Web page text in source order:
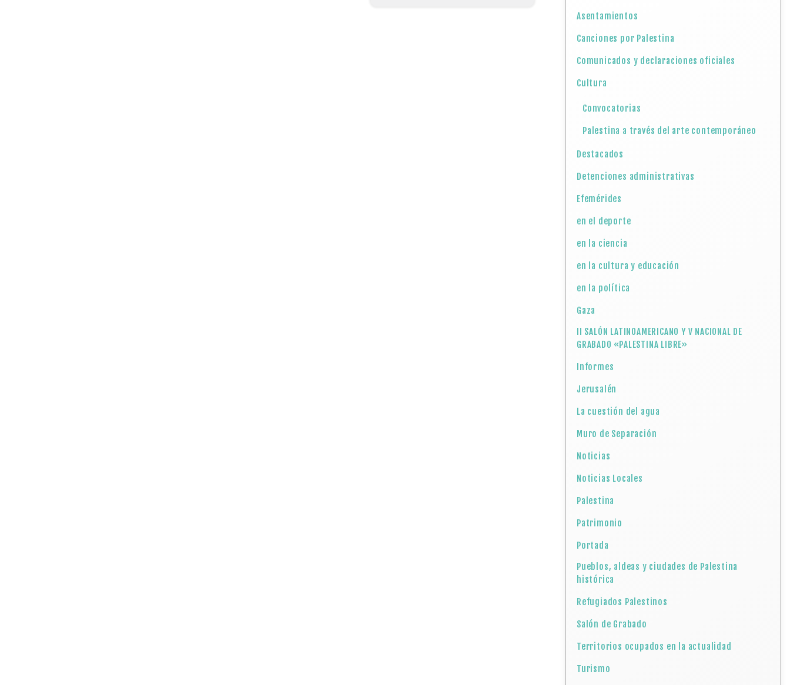
Asentamientos
Canciones por Palestina
Comunicados y declaraciones oficiales
Cultura
Convocatorias
Palestina a través del arte contemporáneo
Destacados
Detenciones administrativas
Efemérides
en el deporte
en la ciencia
en la cultura y educación
en la política
Gaza
II SALÓN LATINOAMERICANO Y V NACIONAL DE
GRABADO «PALESTINA LIBRE»
Informes
Jerusalén
La cuestión del agua
Muro de Separación
Noticias
Noticias Locales
Palestina
Patrimonio
Portada
Pueblos, aldeas y ciudades de Palestina
histórica
Refugiados Palestinos
Salón de Grabado
Territorios ocupados en la actualidad
Turismo